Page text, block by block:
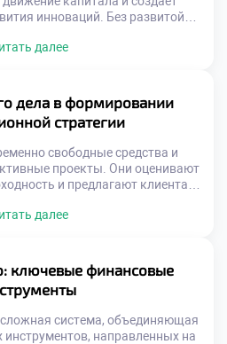
инноваций. Без развитой
экономикой. Каждый вклад,
их в инвестиции и направляют
они нужны […]
далее
дела в формировании
стратегии
свободные средства и
проекты. Они оценивают
и предлагают клиентам
при построении
рынки. Они открывают доступ к
даже для начинающих
Образовательные […]
далее
ключевые финансовые
система, объединяющая
направленных на